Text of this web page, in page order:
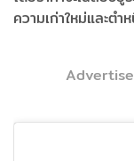
ความเก่าใหม่และตำ